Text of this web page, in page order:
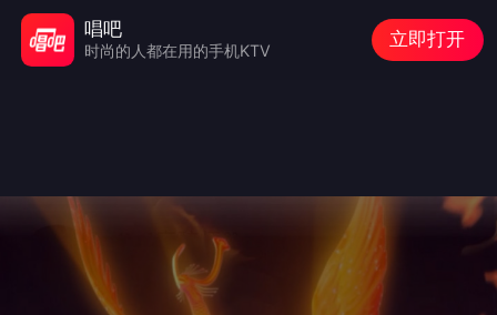
唱吧
时尚的人都在用的手机KTV
立即打开